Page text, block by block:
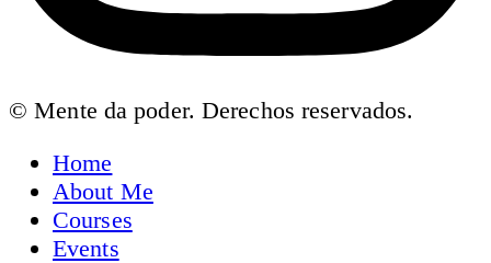
© Mente da poder. Derechos reservados.
Home
About Me
Courses
Events